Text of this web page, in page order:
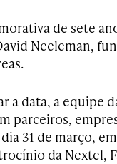
de sete
Neeleman,
a data, a equipe
parceiros,
31 de março,
da Nextel,